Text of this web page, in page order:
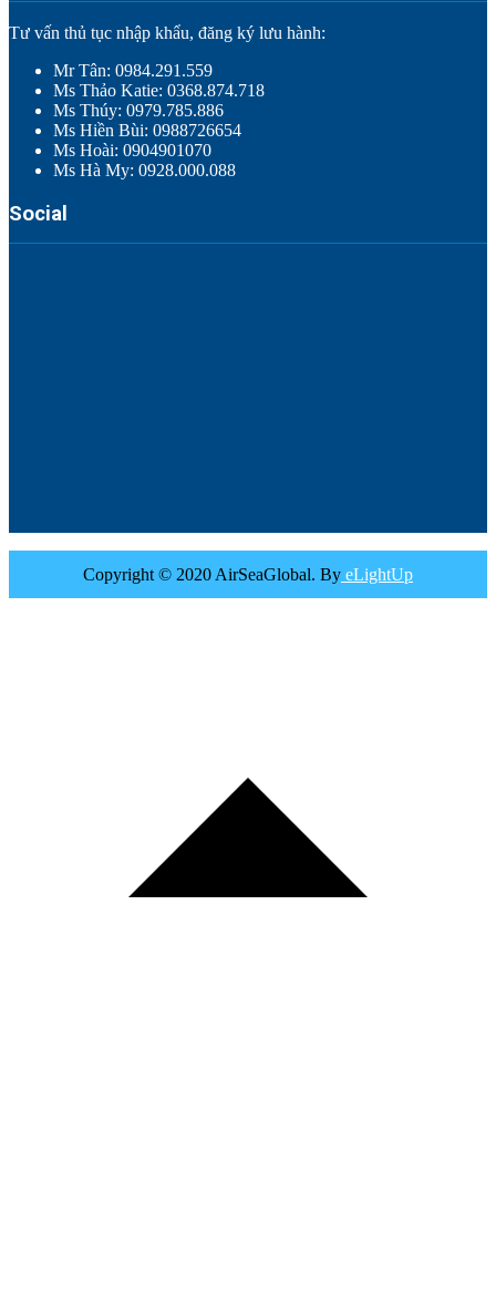
Tư vấn thủ tục nhập khẩu, đăng ký lưu hành:
Mr Tân: 0984.291.559
Ms Thảo Katie: 0368.874.718
Ms Thúy: 0979.785.886
Ms Hiền Bùi: 0988726654
Ms Hoài: 0904901070
Ms Hà My: 0928.000.088
Social
Copyright © 2020 AirSeaGlobal. By eLightUp